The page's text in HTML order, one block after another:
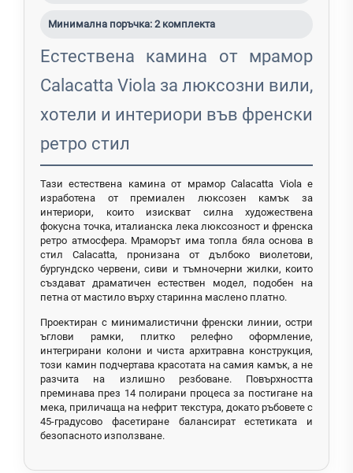
Минимална поръчка: 2 комплекта
Естествена камина от мрамор
Calacatta Viola за люксозни вили,
хотели и интериори във френски
ретро стил
Тази естествена камина от мрамор Calacatta Viola е
изработена от премиален люксозен камък за
интериори, които изискват силна художествена
фокусна точка, италианска лека люксозност и френска
ретро атмосфера. Мраморът има топла бяла основа в
стил Calacatta, пронизана от дълбоко виолетови,
бургундско червени, сиви и тъмночерни жилки, които
създават драматичен естествен модел, подобен на
петна от мастило върху старинна маслено платно.
Проектиран с минималистични френски линии, остри
ъглови рамки, плитко релефно оформление,
интегрирани колони и чиста архитравна конструкция,
този камин подчертава красотата на самия камък, а не
разчита на излишно резбоване. Повърхността
преминава през 14 полирани процеса за постигане на
мека, приличаща на нефрит текстура, докато ръбовете с
45-градусово фасетиране балансират естетиката и
безопасното използване.